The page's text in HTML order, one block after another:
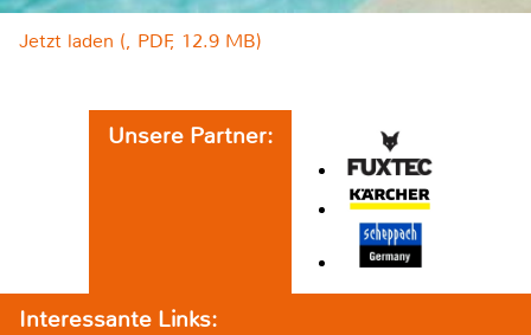
Jetzt laden (, PDF, 12.9 MB)
Unsere Partner:
Interessante Links: